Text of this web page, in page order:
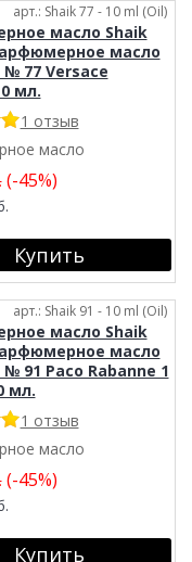
арт.: Shaik 77 - 10 ml (Oil)
масло Shaik
масло
№ 77 Versace
мл.
1 отзыв
масло
(-45%)
арт.: Shaik 91 - 10 ml (Oil)
масло Shaik
масло
91 Paco Rabanne 1
мл.
1 отзыв
масло
(-45%)